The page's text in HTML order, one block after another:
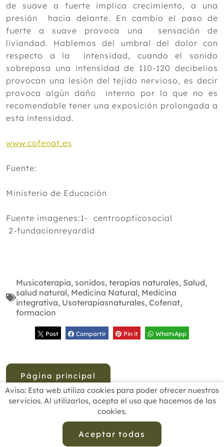
de suave a fuerte implica crecimiento, a una
presión hacia delante. En cambio el paso de
fuerte a suave provoca una sensación de
liviandad. Hablemos del umbral del dolor con
respecto a la intensidad, cuando el sonido
sobrepasa una intensidad de 110-120 decibelios
provocan una lesión del tejido nervioso, es decir
provoca algún daño interno por lo que no es
recomendable tener una exposición prolongada a
esta intensidad.
www.cofenat.es
Fuente:
Ministerio de Educación
Fuente imagenes:1- centroopticosocial
2-fundacionreyardid
Musicoterapia, sonidos, terapias naturales, Salud,
salud natural, Medicina Natural, Medicina
integrativa, Usoterapiasnaturales, Cofenat,
formacion
Post Compartir Pin it WhatsApp
Página principal
Aviso: Esta web utiliza cookies para poder ofrecer nuestros
servicios. Al utilizarlos, acepta el uso que hacemos de las
cookies.
Aceptar todas
BUSCADOR PROFESIONALES
ESCUELAS RECOMENDADAS
CONTACTO